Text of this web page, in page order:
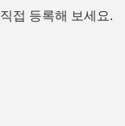
접 등록해 보세요.